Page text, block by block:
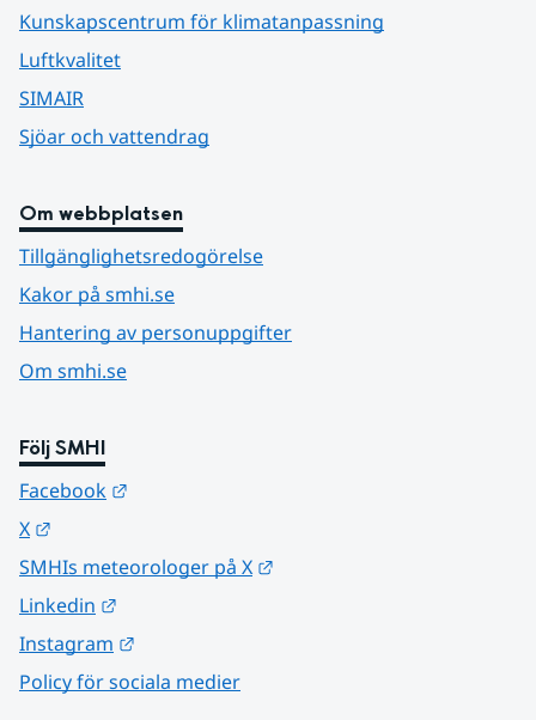
Kunskapscentrum för klimatanpassning
Luftkvalitet
SIMAIR
Sjöar och vattendrag
Om webbplatsen
Tillgänglighetsredogörelse
Kakor på smhi.se
Hantering av personuppgifter
Om smhi.se
Följ SMHI
Facebook
X
SMHIs meteorologer på X
Linkedin
Instagram
Policy för sociala medier